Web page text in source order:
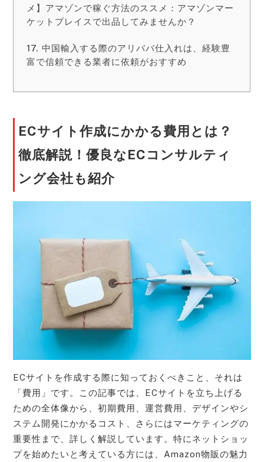
メ】アマゾンで稼ぐ方法のススメ：アマゾンマー
ケットプレイスで出品してみませんか？
中国輸入する際のアリババ仕入れは、経験豊
富で信頼できる業者に依頼がおすすめ
ECサイト作成にかかる費用とは？
徹底解説！優良なECコンサルティ
ング会社も紹介
ECサイトを作成する際に知っておくべきこと、それは
「費用」です。この記事では、ECサイトを立ち上げる
ための全体像から、初期費用、運営費用、デザインやシ
ステム開発にかかるコスト、さらにはマーケティングの
重要性まで、詳しく解説しています。特にネットショッ
プを始めたいと考えている方には、Amazon物販の魅力